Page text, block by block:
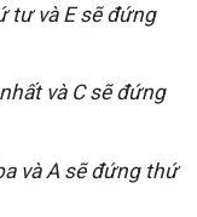
tư và E sẽ đứng
và C sẽ đứng
và A sẽ đứng thứ